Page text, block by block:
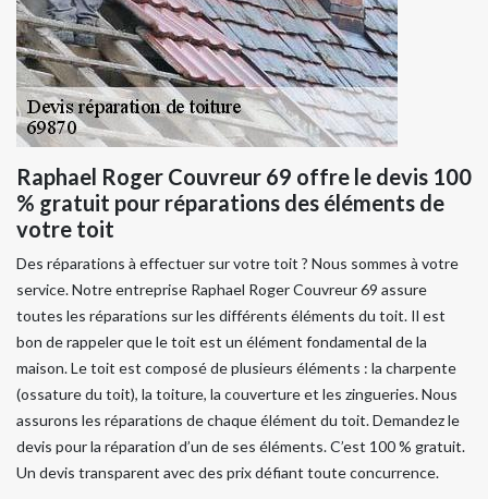
Raphael Roger Couvreur 69 offre le devis 100
% gratuit pour réparations des éléments de
votre toit
Des réparations à effectuer sur votre toit ? Nous sommes à votre
service. Notre entreprise Raphael Roger Couvreur 69 assure
toutes les réparations sur les différents éléments du toit. Il est
bon de rappeler que le toit est un élément fondamental de la
maison. Le toit est composé de plusieurs éléments : la charpente
(ossature du toit), la toiture, la couverture et les zingueries. Nous
assurons les réparations de chaque élément du toit. Demandez le
devis pour la réparation d’un de ses éléments. C’est 100 % gratuit.
Un devis transparent avec des prix défiant toute concurrence.